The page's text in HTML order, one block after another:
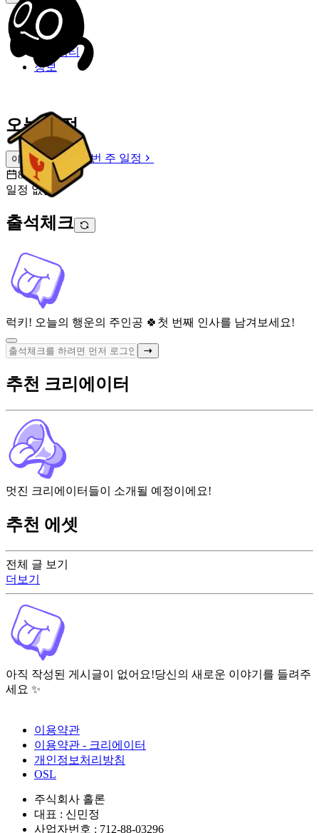
밐타운
피드
커뮤니티
정보
오늘 일정
이번 주 일정
이번 주 일정
8월 8일 [토]
일정 없음
출석체크
럭키! 오늘의 행운의 주인공 🍀 첫 번째 인사를 남겨보세요!
전체 글 보기
더보기
아직 작성된 게시글이 없어요!당신의 새로운 이야기를 들려주
세요 ✨
추천 크리에이터
멋진 크리에이터들이 소개될 예정이에요!
추천 에셋
이용약관
이용약관 - 크리에이터
개인정보처리방침
OSL
주식회사 홀론
대표 : 신민정
사업자번호 : 712-88-03296